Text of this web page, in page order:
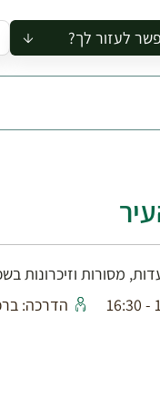
לעזור לך?
לקבוצה
בצריף
מסורות וזיכרונות
הדרכה: